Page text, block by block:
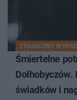
TRAGICZNY
Śmiertelne
świadków i